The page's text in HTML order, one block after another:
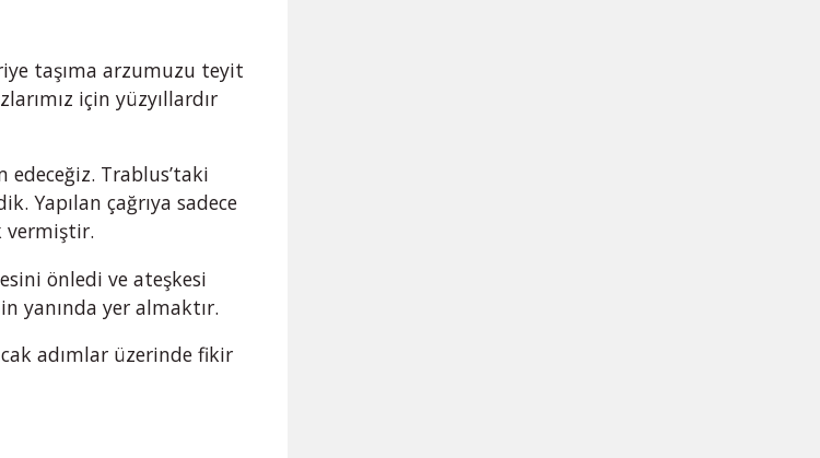
taşıma arzumuzu teyit
için yüzyıllardır
Trablus’taki
Yapılan çağrıya sadece
vermiştir.
önledi ve ateşkesi
yanında yer almaktır.
adımlar üzerinde fikir